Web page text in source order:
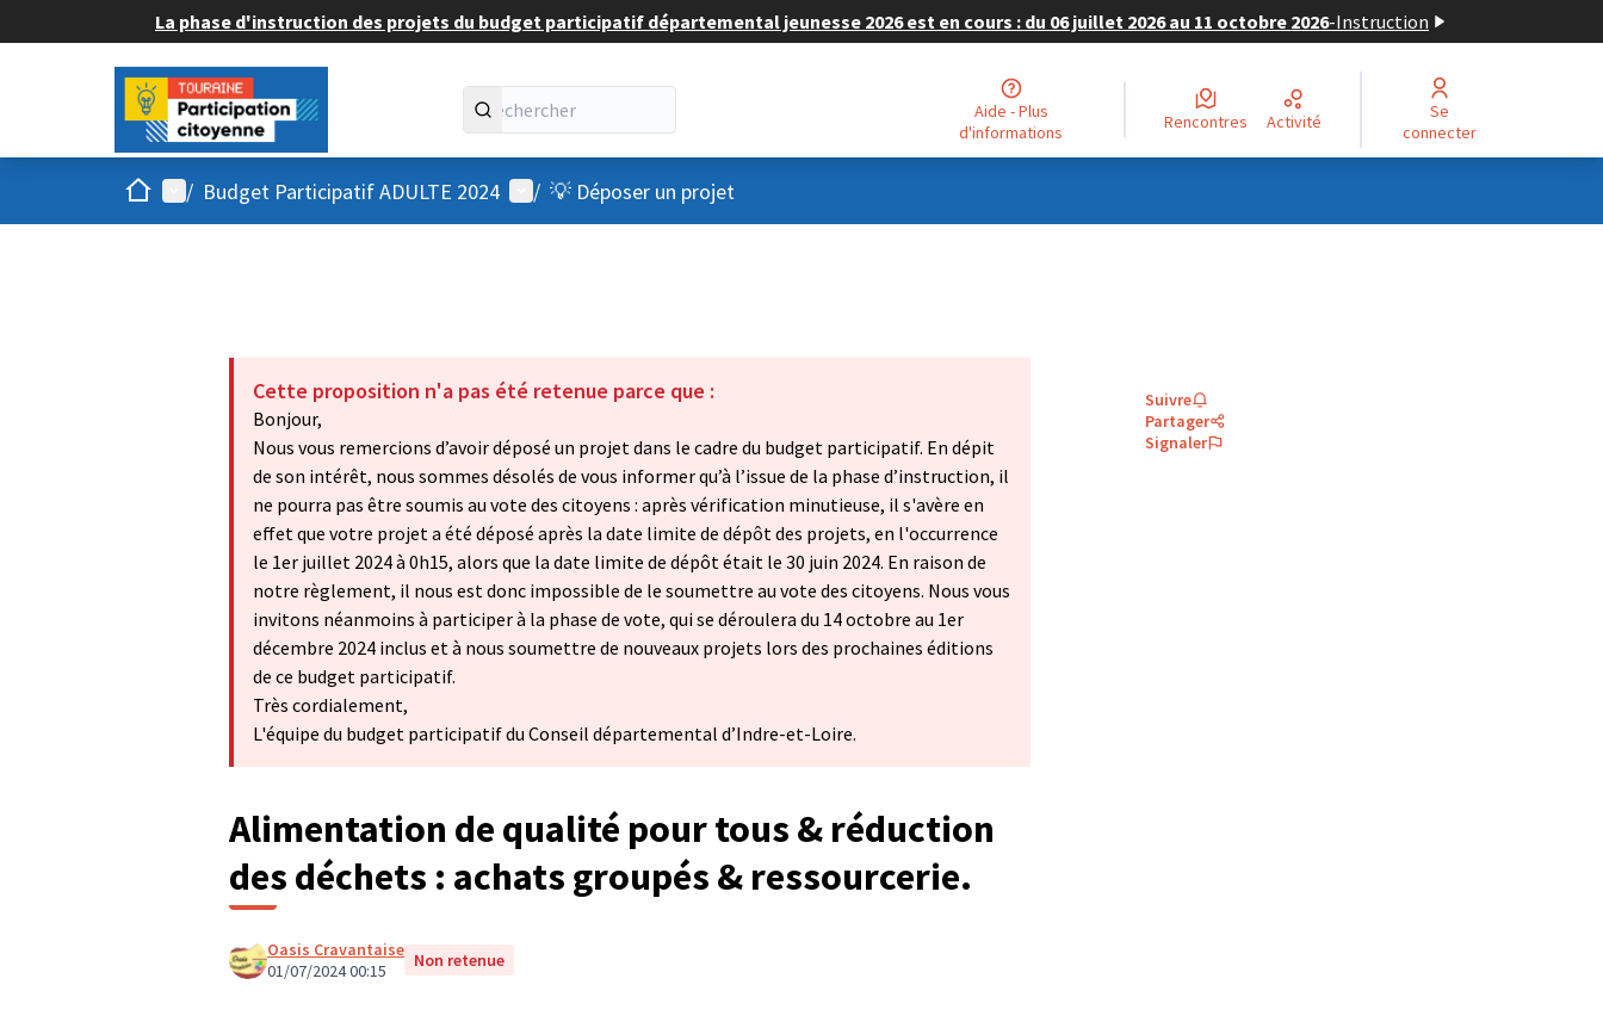
La phase d'instruction des projets du budget participatif départemental jeunesse 2026 est en cours : du 06 juillet 2026 au 11 octobre 2026-Instruction
Aide - Plus
d'informations
Rencontres Activité
Se
connecter
AccueilMenu principal
/ Budget Participatif ADULTE 2024 Menu utilisateur
/ 💡 Déposer un projet
Cette proposition n'a pas été retenue parce que :
Bonjour,
Nous vous remercions d’avoir déposé un projet dans le cadre du budget participatif. En dépit
de son intérêt, nous sommes désolés de vous informer qu’à l’issue de la phase d’instruction, il
ne pourra pas être soumis au vote des citoyens : après vérification minutieuse, il s'avère en
effet que votre projet a été déposé après la date limite de dépôt des projets, en l'occurrence
le 1er juillet 2024 à 0h15, alors que la date limite de dépôt était le 30 juin 2024. En raison de
notre règlement, il nous est donc impossible de le soumettre au vote des citoyens. Nous vous
invitons néanmoins à participer à la phase de vote, qui se déroulera du 14 octobre au 1er
décembre 2024 inclus et à nous soumettre de nouveaux projets lors des prochaines éditions
de ce budget participatif.
Très cordialement,
L'équipe du budget participatif du Conseil départemental d’Indre-et-Loire.
Alimentation de qualité pour tous & réduction
des déchets : achats groupés & ressourcerie.
Oasis Cravantaise
01/07/2024 00:15
Non retenue
Suivre
Partager
Signaler